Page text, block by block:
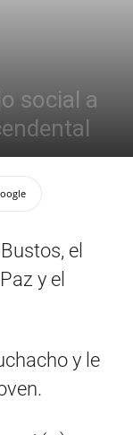
social a
el
y el
y le